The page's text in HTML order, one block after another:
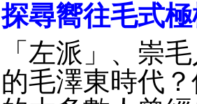
探尋嚮往毛式
「左派」、崇
的毛澤東時代